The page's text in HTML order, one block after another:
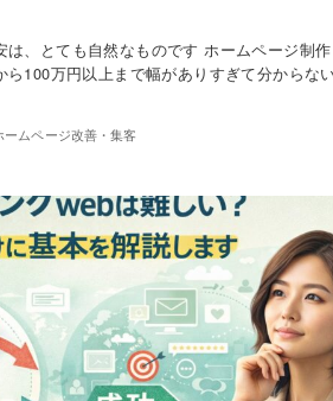
は、とても自然なものです ホームページ制
ら100万円以上まで幅がありすぎて分からな
ームページ改善・集客